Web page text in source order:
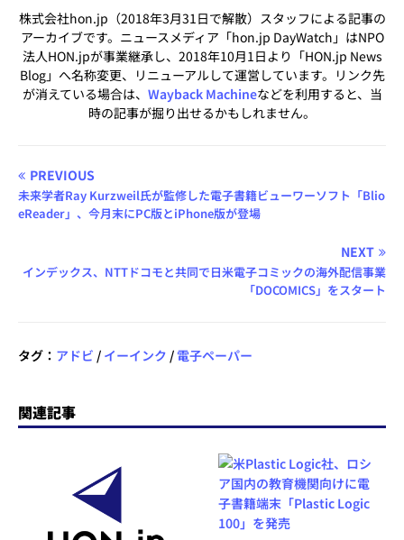
株式会社hon.jp（2018年3月31日で解散）スタッフによる記事の
アーカイブです。ニュースメディア「hon.jp DayWatch」はNPO
法人HON.jpが事業継承し、2018年10月1日より「HON.jp News
Blog」へ名称変更、リニューアルして運営しています。リンク先
が消えている場合は、 Wayback Machineなどを利用すると、当
時の記事が掘り出せるかもしれません。
PREVIOUS
未来学者Ray Kurzweil氏が監修した電子書籍ビューワーソフト「Blio
eReader」、今月末にPC版とiPhone版が登場
NEXT
インデックス、NTTドコモと共同で日米電子コミックの海外配信事業
「DOCOMICS」をスタート
タグ： アドビ / イーインク / 電子ペーパー
関連記事